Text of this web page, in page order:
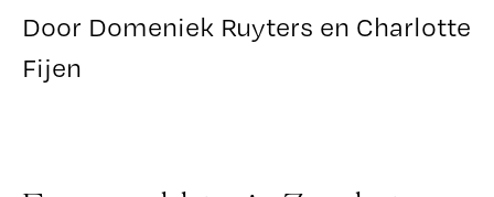
Door Domeniek Ruyters en Charlotte
Fijen